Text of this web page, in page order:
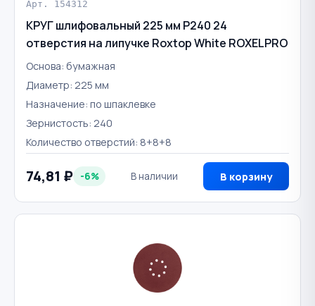
Арт. 154312
КРУГ шлифовальный 225 мм Р240 24
отверстия на липучке Roxtop White ROXELPRO
Основа: бумажная
Диаметр: 225 мм
Назначение: по шпаклевке
Зернистость: 240
Количество отверстий: 8+8+8
74,81 ₽ -6% В наличии В корзину